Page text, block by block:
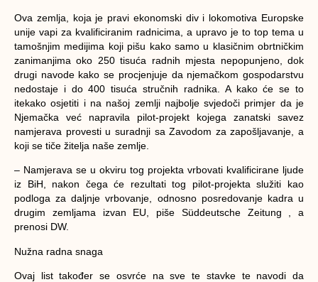
Ova zemlja, koja je pravi ekonomski div i lokomotiva Europske
unije vapi za kvalificiranim radnicima, a upravo je to top tema u
tamošnjim medijima koji pišu kako samo u klasičnim obrtničkim
zanimanjima oko 250 tisuća radnih mjesta nepopunjeno, dok
drugi navode kako se procjenjuje da njemačkom gospodarstvu
nedostaje i do 400 tisuća stručnih radnika. A kako će se to
itekako osjetiti i na našoj zemlji najbolje svjedoči primjer da je
Njemačka već napravila pilot-projekt kojega zanatski savez
namjerava provesti u suradnji sa Zavodom za zapošljavanje, a
koji se tiče žitelja naše zemlje.
– Namjerava se u okviru tog projekta vrbovati kvalificirane ljude
iz BiH, nakon čega će rezultati tog pilot-projekta služiti kao
podloga za daljnje vrbovanje, odnosno posredovanje kadra u
drugim zemljama izvan EU, piše Süddeutsche Zeitung , a
prenosi DW.
Nužna radna snaga
Ovaj list također se osvrće na sve te stavke te navodi da